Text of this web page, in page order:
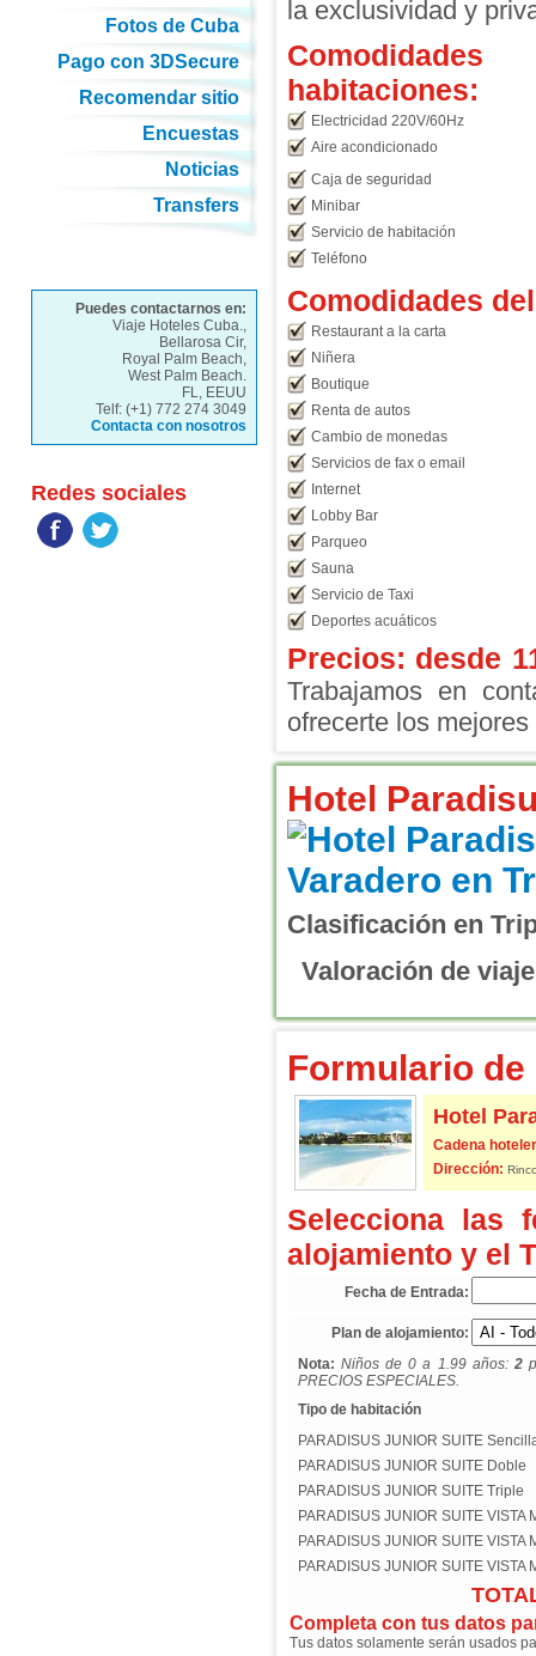
la exclusividad y
habitaciones:
Electricidad 220V/60Hz
Aire acondicionado
Caja de seguridad
Minibar
Servicio de habitación
Teléfono
Comodidades
Restaurant a la carta
Niñera
Boutique
Renta de autos
Cambio de monedas
Servicios de fax o email
Internet
Lobby Bar
Parqueo
Sauna
Servicio de Taxi
Deportes acuáticos
Precios: desde
Trabajamos en
ofrecerte los
Hotel
Clasificación en
Valoración de
Formulario
Hotel
Cadena
Dirección:
Selecciona las
alojamiento y el
Fecha de Entrada:
Plan de alojamiento:
Nota: Niños de 0 a 1.99 años: 2
PRECIOS ESPECIALES.
Tipo de habitación
PARADISUS JUNIOR SUITE
PARADISUS JUNIOR SUITE Doble
PARADISUS JUNIOR SUITE Triple
PARADISUS JUNIOR SUITE VISTA
PARADISUS JUNIOR SUITE VISTA
PARADISUS JUNIOR SUITE VISTA
Completa con tus datos
Tus datos solamente serán usados
Fotos de Cuba
Pago con 3DSecure
Recomendar sitio
Encuestas
Noticias
Transfers
Puedes contactarnos en:
Viaje Hoteles Cuba.,
Bellarosa Cir,
Royal Palm Beach,
West Palm Beach.
FL, EEUU
Telf: (+1) 772 274 3049
Contacta con nosotros
Redes sociales